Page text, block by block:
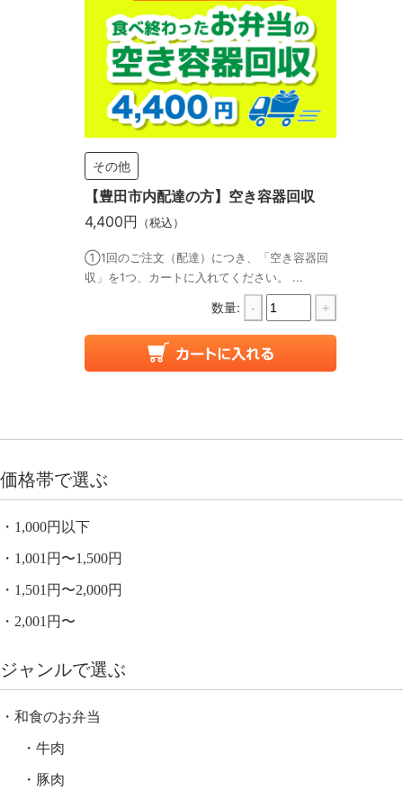
その他
【豊田市内配達の方】空き容器回収
4,400円 （税込）
①1回のご注文（配達）につき、「空き容器回
収」を1つ、カートに入れてください。 ...
数量: - +
価格帯で選ぶ
1,000円以下
1,001円〜1,500円
1,501円〜2,000円
2,001円〜
ジャンルで選ぶ
和食のお弁当
牛肉
豚肉